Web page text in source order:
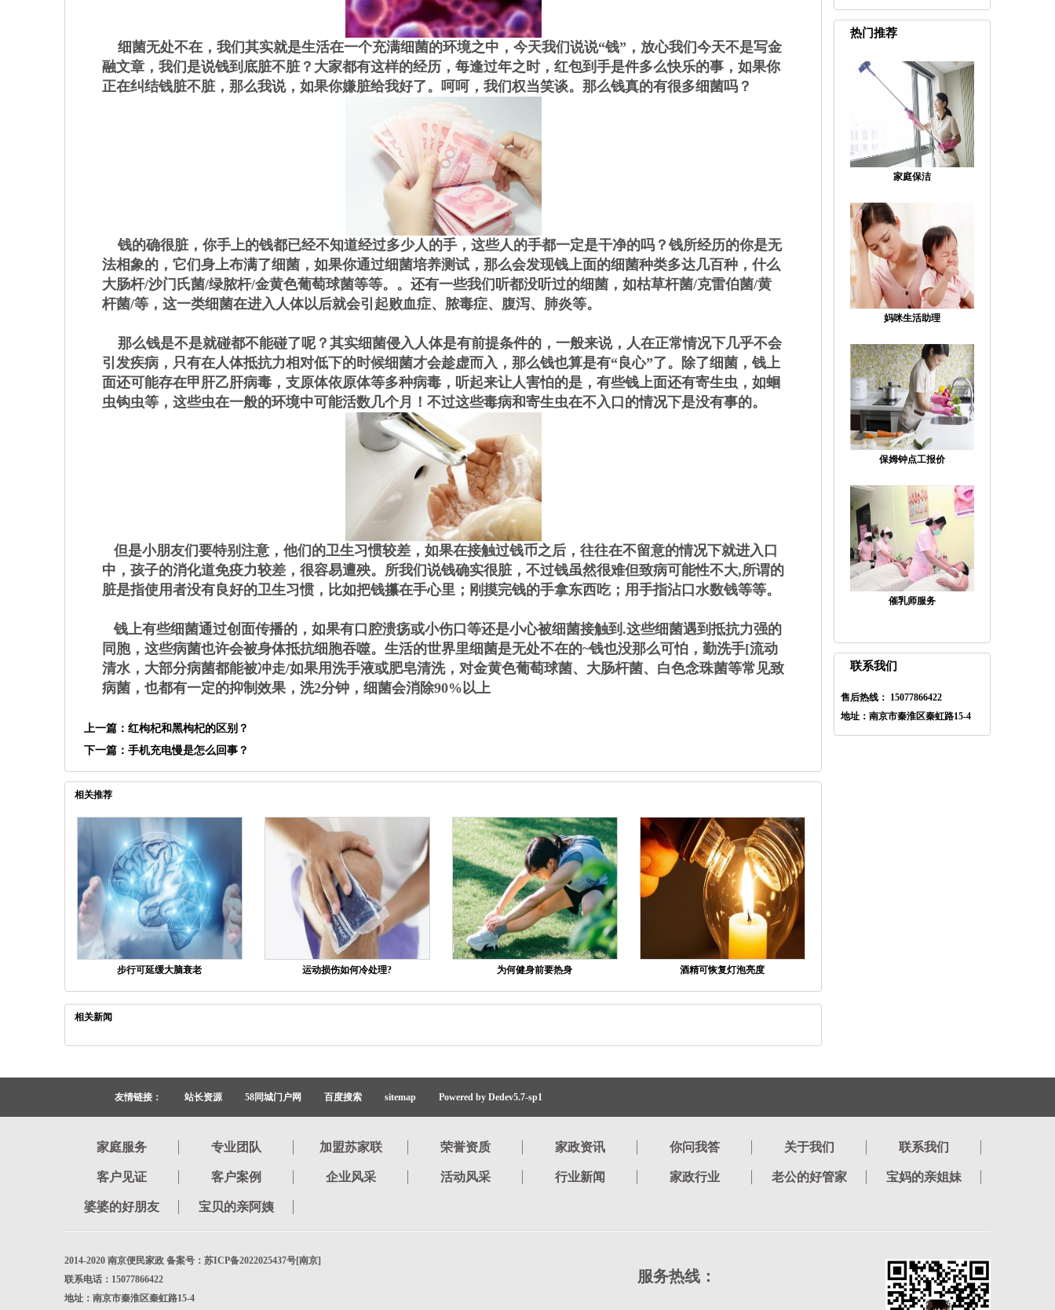
热门推荐
家庭保洁
妈咪生活助理
保姆钟点工报价
催乳师服务
联系我们
售后热线： 15077866422
地址：南京市秦淮区秦虹路15-4
细菌无处不在，我们其实就是生活在一个充满细菌的环境之中，今天我们说说“钱”，放心我们今天不是写金
融文章，我们是说钱到底脏不脏？大家都有这样的经历，每逢过年之时，红包到手是件多么快乐的事，如果你
正在纠结钱脏不脏，那么我说，如果你嫌脏给我好了。呵呵，我们权当笑谈。那么钱真的有很多细菌吗？
钱的确很脏，你手上的钱都已经不知道经过多少人的手，这些人的手都一定是干净的吗？钱所经历的你是无
法相象的，它们身上布满了细菌，如果你通过细菌培养测试，那么会发现钱上面的细菌种类多达几百种，什么
大肠杆/沙门氏菌/绿脓杆/金黄色葡萄球菌等等。。还有一些我们听都没听过的细菌，如枯草杆菌/克雷伯菌/黄
杆菌/等，这一类细菌在进入人体以后就会引起败血症、脓毒症、腹泻、肺炎等。
那么钱是不是就碰都不能碰了呢？其实细菌侵入人体是有前提条件的，一般来说，人在正常情况下几乎不会
引发疾病，只有在人体抵抗力相对低下的时候细菌才会趁虚而入，那么钱也算是有“良心”了。除了细菌，钱上
面还可能存在甲肝乙肝病毒，支原体依原体等多种病毒，听起来让人害怕的是，有些钱上面还有寄生虫，如蛔
虫钩虫等，这些虫在一般的环境中可能活数几个月！不过这些毒病和寄生虫在不入口的情况下是没有事的。
但是小朋友们要特别注意，他们的卫生习惯较差，如果在接触过钱币之后，往往在不留意的情况下就进入口
中，孩子的消化道免疫力较差，很容易遭殃。所我们说钱确实很脏，不过钱虽然很难但致病可能性不大,所谓的
脏是指使用者没有良好的卫生习惯，比如把钱攥在手心里；刚摸完钱的手拿东西吃；用手指沾口水数钱等等。
钱上有些细菌通过创面传播的，如果有口腔溃疡或小伤口等还是小心被细菌接触到.这些细菌遇到抵抗力强的
同胞，这些病菌也许会被身体抵抗细胞吞噬。生活的世界里细菌是无处不在的~钱也没那么可怕，勤洗手[流动
清水，大部分病菌都能被冲走/如果用洗手液或肥皂清洗，对金黄色葡萄球菌、大肠杆菌、白色念珠菌等常见致
病菌，也都有一定的抑制效果，洗2分钟，细菌会消除90%以上
上一篇： 红枸杞和黑枸杞的区别？
下一篇： 手机充电慢是怎么回事？
相关推荐
步行可延缓大脑衰老 运动损伤如何冷处理? 为何健身前要热身 酒精可恢复灯泡亮度
相关新闻
友情链接： 站长资源 58同城门户网 百度搜索 sitemap Powered by Dedev5.7-sp1
家庭服务 专业团队 加盟苏家联 荣誉资质 家政资讯 你问我答 关于我们 联系我们
客户见证 客户案例 企业风采 活动风采 行业新闻 家政行业 老公的好管家 宝妈的亲姐妹
婆婆的好朋友 宝贝的亲阿姨
2014-2020 南京便民家政 备案号：苏ICP备2022025437号[南京]
联系电话：15077866422
地址：南京市秦淮区秦虹路15-4
服务热线：